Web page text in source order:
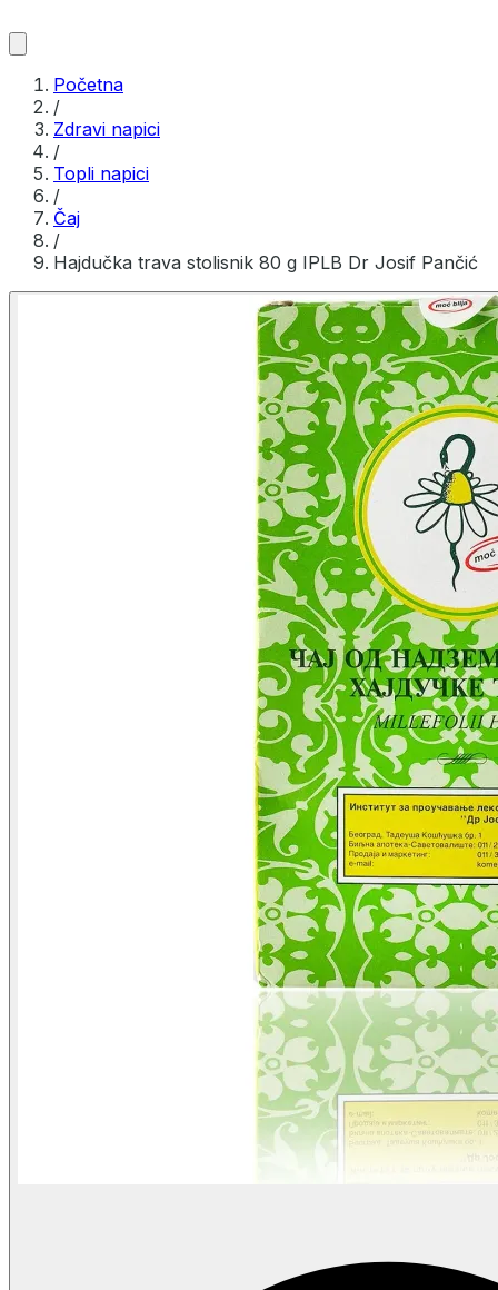
Početna
/
Zdravi napici
/
Topli napici
/
Čaj
/
Hajdučka trava stolisnik 80 g IPLB Dr Josif Pančić